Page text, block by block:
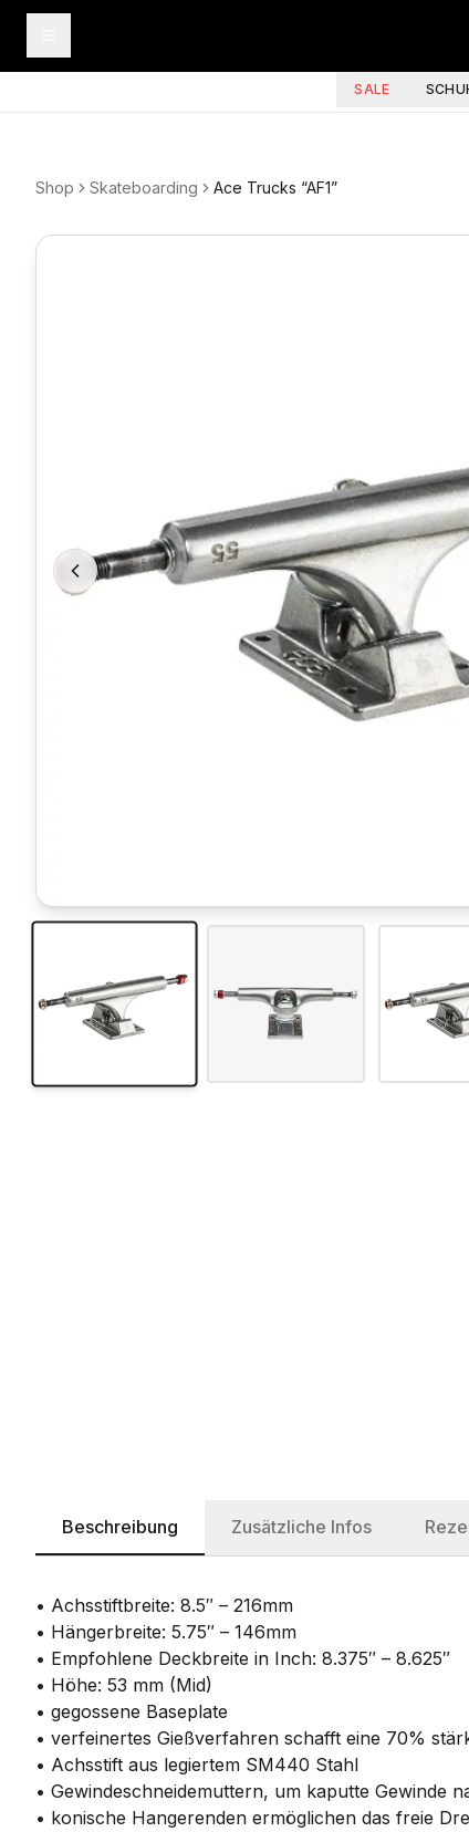
SALE
Shop Skateboarding Ace Trucks “AF1”
Beschreibung Zusätzliche Infos
• Achsstiftbreite: 8.5″ – 216mm
• Hängerbreite: 5.75″ – 146mm
• Empfohlene Deckbreite in Inch: 8.375″ – 8.625″
• Höhe: 53 mm (Mid)
• gegossene Baseplate
• verfeinertes Gießverfahren schafft eine 70%
• Achsstift aus legiertem SM440 Stahl
• Gewindeschneidemuttern, um kaputte Gewinde
• konische Hangerenden ermöglichen das freie